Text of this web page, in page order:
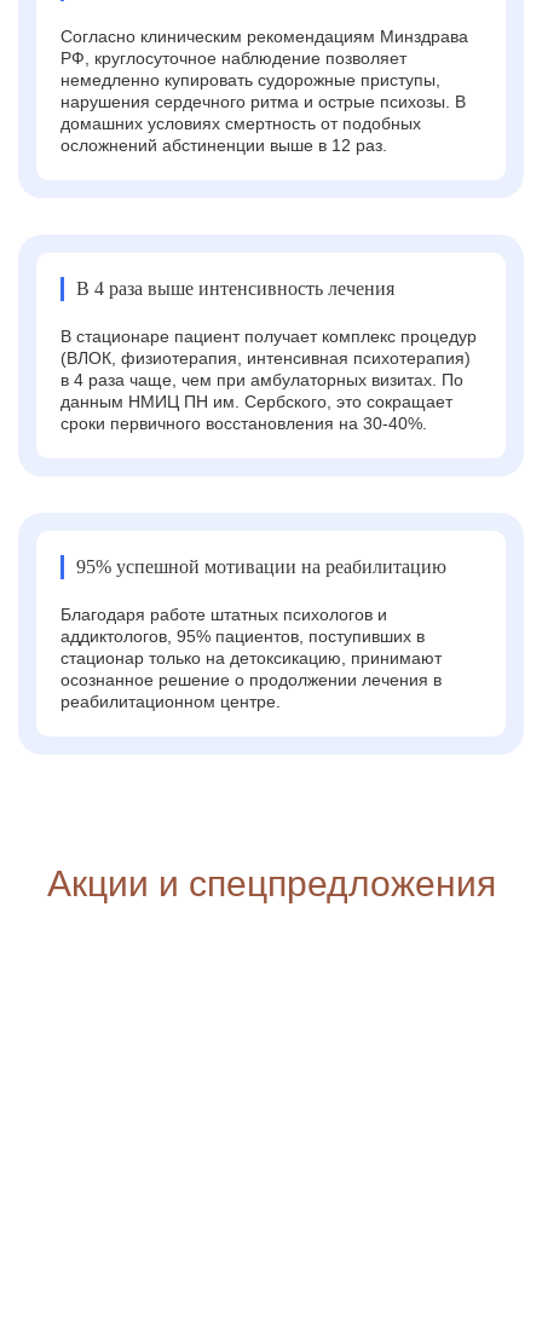
Согласно клиническим рекомендациям Минздрава
РФ, круглосуточное наблюдение позволяет
немедленно купировать судорожные приступы,
нарушения сердечного ритма и острые психозы. В
домашних условиях смертность от подобных
осложнений абстиненции выше в 12 раз.
В 4 раза выше интенсивность лечения
В стационаре пациент получает комплекс процедур
(ВЛОК, физиотерапия, интенсивная психотерапия)
в 4 раза чаще, чем при амбулаторных визитах. По
данным НМИЦ ПН им. Сербского, это сокращает
сроки первичного восстановления на 30-40%.
95% успешной мотивации на реабилитацию
Благодаря работе штатных психологов и
аддиктологов, 95% пациентов, поступивших в
стационар только на детоксикацию, принимают
осознанное решение о продолжении лечения в
реабилитационном центре.
Акции и спецпредложения